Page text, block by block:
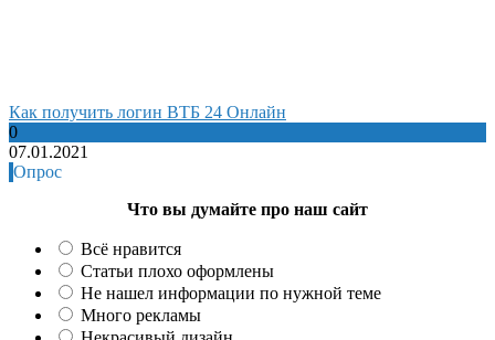
Как получить логин ВТБ 24 Онлайн
0
07.01.2021
Опрос
Что вы думайте про наш сайт
Всё нравится
Статьи плохо оформлены
Не нашел информации по нужной теме
Много рекламы